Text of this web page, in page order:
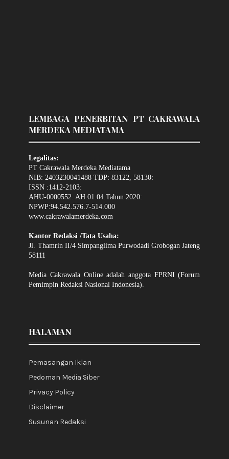
LEMBAGA PENERBITAN PT CAKRAWALA
MERDEKA MEDIATAMA
Legalitas:
PT Cakrawala Merdeka Mediatama
NIB: 2403230041488 TDP: 83122, 58130:
ISSN :1412-2103:
AHU-0000552. AH.01.04.Tahun 2020:
NPWP:94.542.576.7-514.000
www.cakrawalamerdeka.com
Kantor Redaksi /Tata Usaha:
Jl. Thamrin II/4 Simpanglima Purwodadi Grobogan Jateng
58111
Media Cakrawala Online adalah anggota FPRNI (Forum
Pemimpin Redaksi Nasional Indonesia).
HALAMAN
Pemasangan Iklan
Pedoman Media Siber
Privacy Policy
Disclaimer
Susunan Redaksi